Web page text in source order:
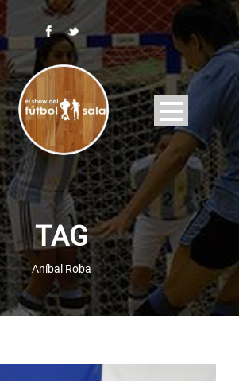
TAG
Aníbal Roba